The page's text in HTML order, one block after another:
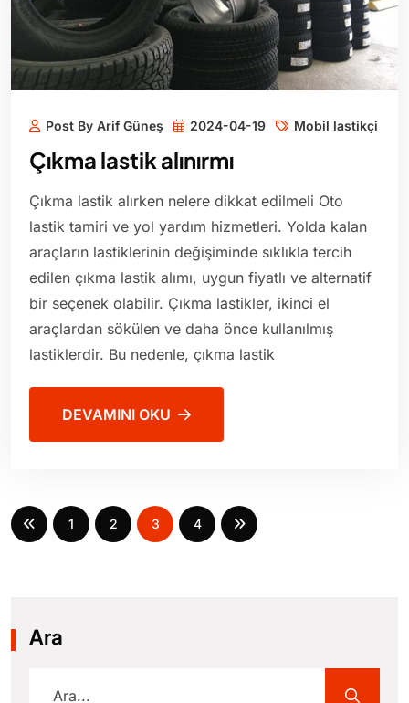
Post By Arif Güneş 2024-04-19 Mobil lastikçi
Çıkma lastik alınırmı
Çıkma lastik alırken nelere dikkat edilmeli Oto
lastik tamiri ve yol yardım hizmetleri. Yolda kalan
araçların lastiklerinin değişiminde sıklıkla tercih
edilen çıkma lastik alımı, uygun fiyatlı ve alternatif
bir seçenek olabilir. Çıkma lastikler, ikinci el
araçlardan sökülen ve daha önce kullanılmış
lastiklerdir. Bu nedenle, çıkma lastik
DEVAMINI OKU
1 2 3 4
Ara